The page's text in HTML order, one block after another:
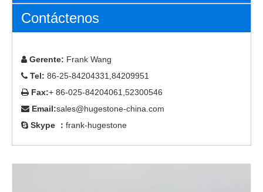
Contáctenos
 Gerente: Frank Wang
 Tel: 86-25-84204331,84209951
 Fax:+ 86-025-84204061,52300546
 Email:sales@hugestone-china.com
 Skype ： frank-hugestone